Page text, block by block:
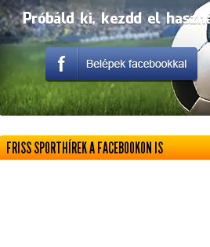
FRISS SPORTHÍREK A FACEBOOKON IS